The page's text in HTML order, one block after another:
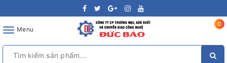
ToggleMenu
0